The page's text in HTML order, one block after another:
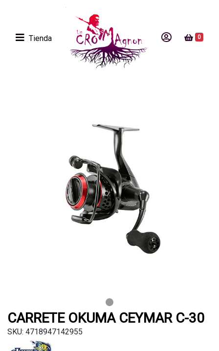
Tienda 0
CARRETE OKUMA CEYMAR C-30
SKU: 4718947142955